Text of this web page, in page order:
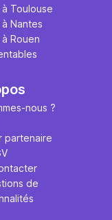
Toulouse
Nantes
Rouen
nous ?
partenaire
de